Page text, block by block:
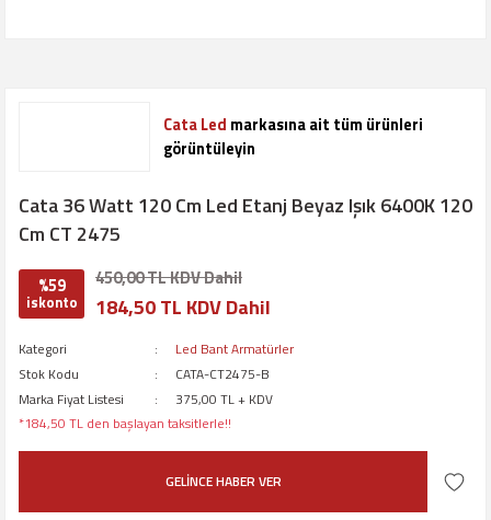
Cata Led markasına ait tüm ürünleri
görüntüleyin
Cata 36 Watt 120 Cm Led Etanj Beyaz Işık 6400K 120
Cm CT 2475
%59
iskonto
450,00 TL KDV Dahil
184,50 TL KDV Dahil
Kategori
Led Bant Armatürler
Stok Kodu
CATA-CT2475-B
Marka Fiyat Listesi
375,00 TL + KDV
*184,50 TL den başlayan taksitlerle!!
GELİNCE HABER VER